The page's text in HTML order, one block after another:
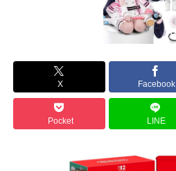
X Facebook
Pocket LINE